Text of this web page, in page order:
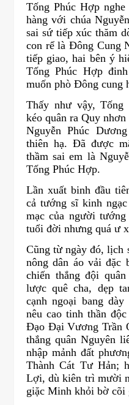
Tống Phúc Hợp
hàng với chúa
sai sứ tiếp xúc thăm
con rể là Đông Cung
tiếp giao, hai bên ý
Tống Phúc Hợp
muốn phò Đông cung
Thấy như vậy,
kéo quân ra Quy
Nguyễn Phúc
thiên hạ. Đã được
thầm sai em là
Tống Phúc Hợp.
Lần xuất binh đầu
cả tướng sĩ kinh
mạc của người
tuổi đời nhưng quá ư
Cũng từ ngày đó, lịch
nông dân áo vải đặc
chiến thắng đội
lược quê cha, dẹp
cạnh ngoại bang
nêu cao tinh thần
Đạo Đại Vương Trần
thắng quân Nguyên
nhập mảnh đất
Thành Cát Tư Hản;
Lợi, dù kiên trì mười
giặc Minh khỏi bờ cõi